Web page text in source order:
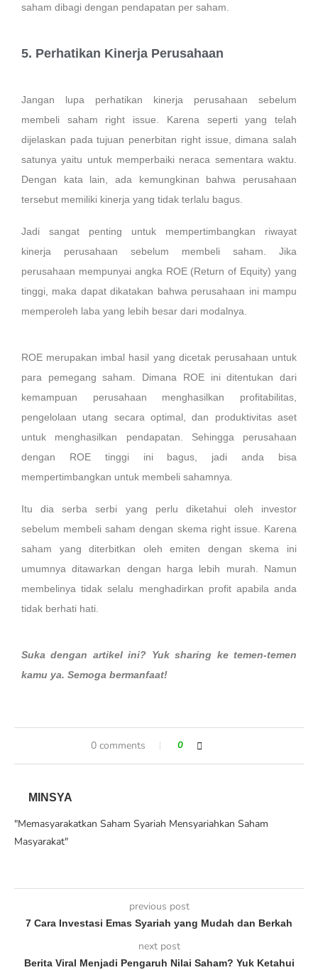
saham dibagi dengan pendapatan per saham.
5. Perhatikan Kinerja Perusahaan
Jangan lupa perhatikan kinerja perusahaan sebelum
membeli saham right issue. Karena seperti yang telah
dijelaskan pada tujuan penerbitan right issue, dimana salah
satunya yaitu untuk memperbaiki neraca sementara waktu.
Dengan kata lain, ada kemungkinan bahwa perusahaan
tersebut memiliki kinerja yang tidak terlalu bagus.
Jadi sangat penting untuk mempertimbangkan riwayat
kinerja perusahaan sebelum membeli saham. Jika
perusahaan mempunyai angka ROE (Return of Equity) yang
tinggi, maka dapat dikatakan bahwa perusahaan ini mampu
memperoleh laba yang lebih besar dari modalnya.
ROE merupakan imbal hasil yang dicetak perusahaan untuk
para pemegang saham. Dimana ROE ini ditentukan dari
kemampuan perusahaan menghasilkan profitabilitas,
pengelolaan utang secara optimal, dan produktivitas aset
untuk menghasilkan pendapatan. Sehingga perusahaan
dengan ROE tinggi ini bagus, jadi anda bisa
mempertimbangkan untuk membeli sahamnya.
Itu dia serba serbi yang perlu diketahui oleh investor
sebelum membeli saham dengan skema right issue. Karena
saham yang diterbitkan oleh emiten dengan skema ini
umumnya ditawarkan dengan harga lebih murah. Namun
membelinya tidak selalu menghadirkan profit apabila anda
tidak berhati hati.
Suka dengan artikel ini? Yuk sharing ke temen-temen
kamu ya. Semoga bermanfaat!
0 comments 0
MINSYA
"Memasyarakatkan Saham Syariah Mensyariahkan Saham
Masyarakat"
previous post
7 Cara Investasi Emas Syariah yang Mudah dan Berkah
next post
Berita Viral Menjadi Pengaruh Nilai Saham? Yuk Ketahui